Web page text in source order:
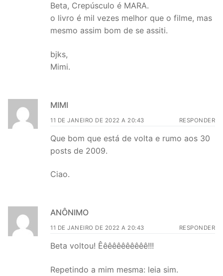
Beta, Crepúsculo é MARA.
o livro é mil vezes melhor que o filme, mas
mesmo assim bom de se assiti.
bjks,
Mimi.
MIMI
11 DE JANEIRO DE 2022 A 20:43 RESPONDER
Que bom que está de volta e rumo aos 30
posts de 2009.
Ciao.
ANÔNIMO
11 DE JANEIRO DE 2022 A 20:43 RESPONDER
Beta voltou! Êêêêêêêêêêê!!!
Repetindo a mim mesma: leia sim.